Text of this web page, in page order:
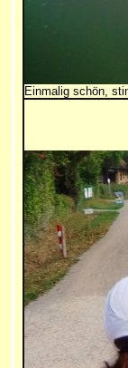
Einmalig schön,